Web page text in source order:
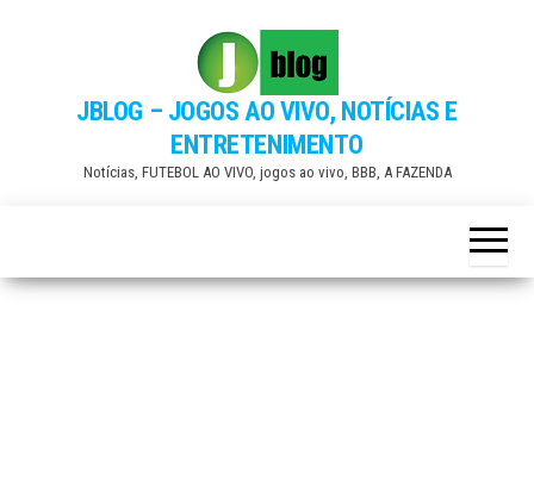
JBLOG – JOGOS AO VIVO, NOTÍCIAS E
ENTRETENIMENTO
Notícias, FUTEBOL AO VIVO, jogos ao vivo, BBB, A FAZENDA